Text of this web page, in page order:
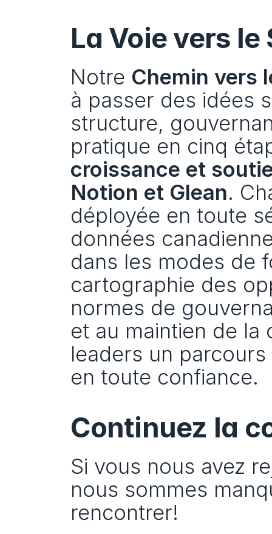
La Voie vers
Notre Chemin vers
à passer des idées
structure,
pratique en cinq
croissance et
Notion et Glean.
déployée en toute
données
dans les modes de
cartographie des
normes de
et au maintien de
leaders un
en toute confiance.
Continuez la
Si vous nous avez
nous sommes
rencontrer!